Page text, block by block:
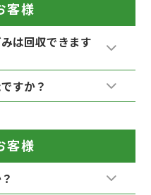
客様
は回収できます
すか？
客様